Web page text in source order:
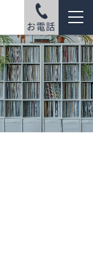
お電話